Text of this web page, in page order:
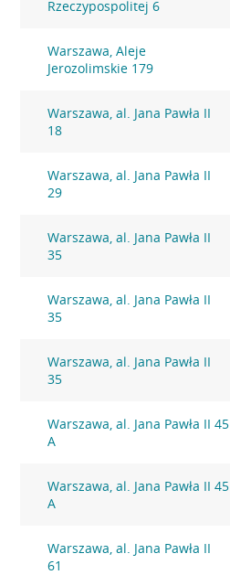
Rzeczypospolitej 6
Warszawa, Aleje
Jerozolimskie 179
Warszawa, al. Jana Pawła II
18
Warszawa, al. Jana Pawła II
29
Warszawa, al. Jana Pawła II
35
Warszawa, al. Jana Pawła II
35
Warszawa, al. Jana Pawła II
35
Warszawa, al. Jana Pawła II 45
A
Warszawa, al. Jana Pawła II 45
A
Warszawa, al. Jana Pawła II
61